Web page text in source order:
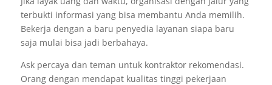
terbukti informasi yang bisa membantu Anda memilih.
Bekerja dengan a baru penyedia layanan siapa baru
saja mulai bisa jadi berbahaya.
Ask percaya dan teman untuk kontraktor rekomendasi.
Orang dengan mendapat kualitas tinggi pekerjaan